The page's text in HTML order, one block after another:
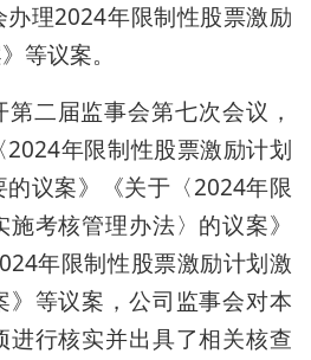
理2024年限制性股票激励
等议案。
二届监事会第七次会议，
年限制性股票激励计划
的议案》《关于〈2024年限
考核管理办法〉的议案》
年限制性股票激励计划激
》等议案，公司监事会对本
进行核实并出具了相关核查